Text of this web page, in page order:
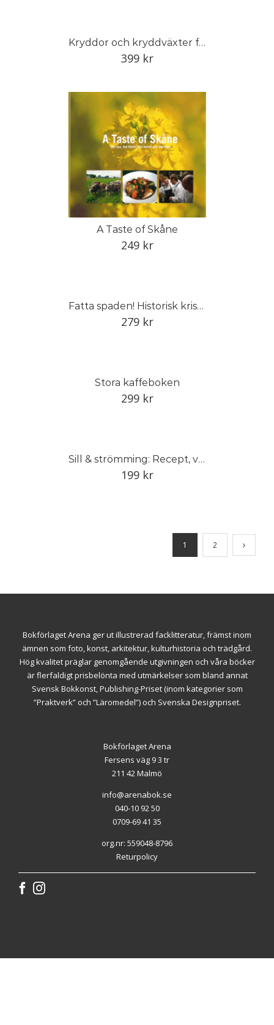
Kryddor och kryddväxter från hela världen
399 kr
A Taste of Skåne
249 kr
Fatta spaden! Historisk kristidsodling för framtida skördar
279 kr
Stora kaffeboken
299 kr
Sill & strömming: Recept, vett och värt att veta
199 kr
1 2
Bokförlaget Arena ger ut illustrerad facklitteratur, främst inom
ämnen som foto, konst, arkitektur, kulturhistoria och trädgård.
Hög kvalitet präglar genomgående utgivningen och våra böcker
är flerfaldigt prisbelönta med utmärkelser som bland annat
Svensk Bokkonst, Publishing-Priset (inom kategorier som
”Praktverk” och ”Läromedel”) och Svenska Designpriset.
Bokförlaget Arena
Fersens väg 9 3 tr
211 42 Malmö
info@arenabok.se
040-10 92 50
0709-69 41 35
org.nr: 559048-8796
Returpolicy